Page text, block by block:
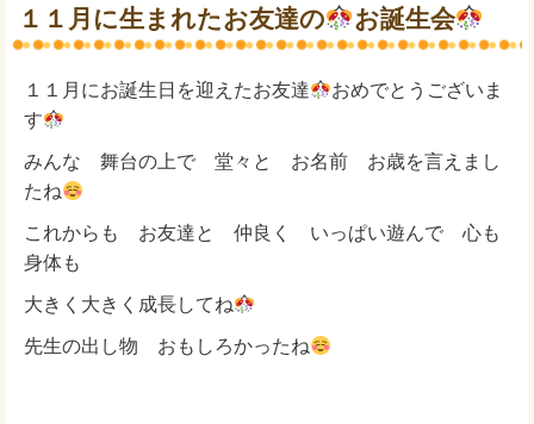
１１月に生まれたお友達の お誕生会
１１月にお誕生日を迎えたお友達
おめでとうございま
す
みんな 舞台の上で 堂々と お名前 お歳を言えまし
たね
これからも お友達と 仲良く いっぱい遊んで 心も
身体も
大きく大きく成長してね
先生の出し物 おもしろかったね